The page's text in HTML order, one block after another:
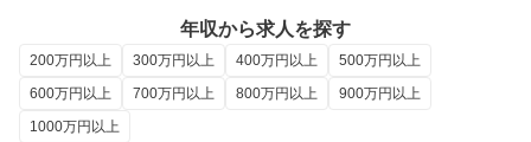
年収から求人を探す
200万円以上 300万円以上 400万円以上
500万円以上
600万円以上
700万円以上 800万円以上
900万円以上
1000万円以上